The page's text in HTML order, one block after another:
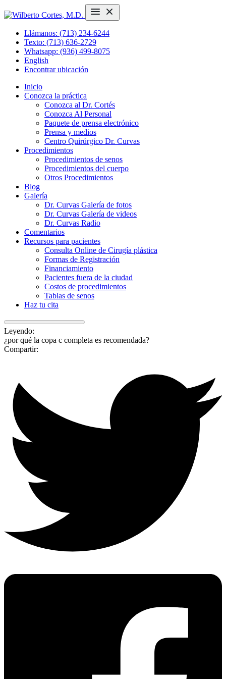
Llámanos: (713) 234-6244
Texto: (713) 636-2729
Whatsapp: (936) 499-8075
English
Encontrar ubicación
Inicio
Conozca la práctica
Conozca al Dr. Cortés
Conozca Al Personal
Paquete de prensa electrónico
Prensa y medios
Centro Quirúrgico Dr. Curvas
Procedimientos
Procedimientos de senos
Procedimientos del cuerpo
Otros Procedimientos
Blog
Galería
Dr. Curvas Galería de fotos
Dr. Curvas Galería de videos
Dr. Curvas Radio
Comentarios
Recursos para pacientes
Consulta Online de Cirugía plástica
Formas de Registración
Financiamiento
Pacientes fuera de la ciudad
Costos de procedimientos
Tablas de senos
Haz tu cita
Leyendo:
¿por qué la copa c completa es recomendada?
Compartir: